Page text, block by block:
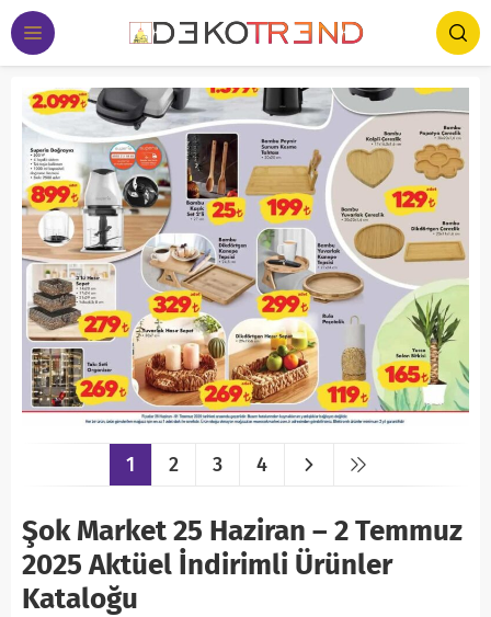
1 2 3 4
Şok Market 25 Haziran – 2 Temmuz
2025 Aktüel İndirimli Ürünler
Kataloğu